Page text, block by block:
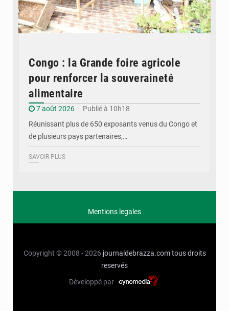
Congo : la Grande foire agricole
pour renforcer la souveraineté
alimentaire
7 août 2026
Publié à 10h18
Réunissant plus de 650 exposants venus du Congo et
de plusieurs pays partenaires,…
SAVOIR PLUS
Mentions legales
Copyright © 2008 - 2026 journaldebrazza.com tous droits
reservés
Développé par